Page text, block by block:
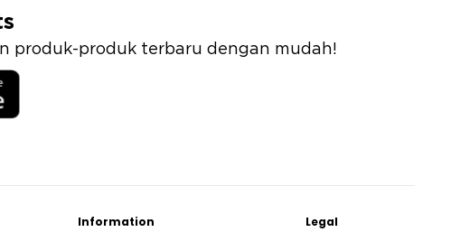
produk-produk terbaru dengan mudah!
Information
Legal